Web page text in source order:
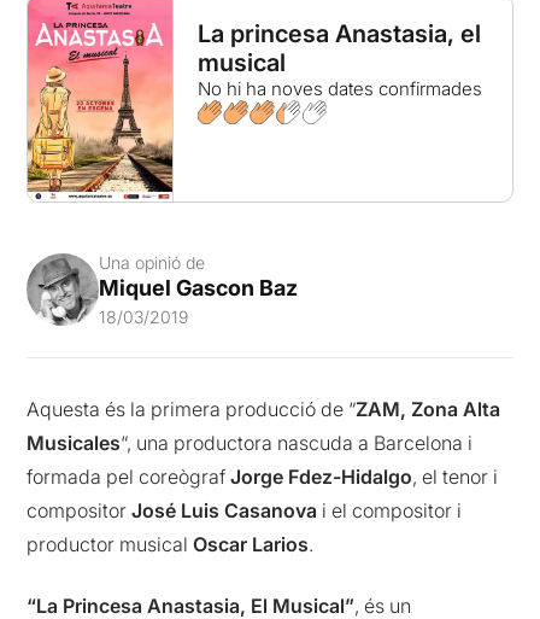
La princesa Anastasia, el
musical
No hi ha noves dates confirmades
Una opinió de
Miquel Gascon Baz
18/03/2019
Aquesta és la primera producció de “ZAM, Zona Alta
Musicales“, una productora nascuda a Barcelona i
formada pel coreògrafJorge Fdez-Hidalgo, el tenor i
compositorJosé Luis Casanova i el compositor i
productor musicalOscar Larios.
“La Princesa Anastasia, El Musical”, és un